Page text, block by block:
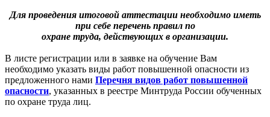
Для проведения итоговой аттестации необходимо иметь
при себе перечень правил по
охране труда, действующих в организации.
В листе регистрации или в заявке на обучение Вам
необходимо указать виды работ повышенной опасности из
предложенного нами Перечня видов работ повышенной
опасности, указанных в реестре Минтруда России обученных
по охране труда лиц.